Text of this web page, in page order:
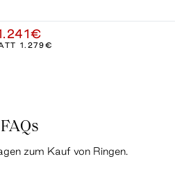
1.279€
FAQs
zum Kauf von Ringen.